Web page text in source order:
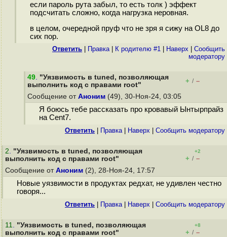
если пароль рута забыл, то есть толк ) эффект
подсчитать сложно, когда нагрузка неровная.
в целом, очередной пруф что не зря я сижу на OL8 до
сих пор.
Ответить Правка| К родителю #1 Наверх
Cообщить
модератору
49. "Уязвимость в tuned, позволяющая
выполнить код с правами root"
+ / –
Сообщение от Аноним (49), 30-Ноя-24, 03:05
Я боюсь тебе рассказать про кровавый Ынтырпрайз
на Cent7.
Ответить Правка| Наверх Cообщить модератору
2. "Уязвимость в tuned, позволяющая
выполнить код с правами root"
+2
+ / –
Сообщение от Аноним (2), 28-Ноя-24, 17:57
Новые уязвимости в продуктах редхат, не удивлен честно
говоря...
Ответить Правка| Наверх Cообщить модератору
11. "Уязвимость в tuned, позволяющая
выполнить код с правами root"
+8
+ / –